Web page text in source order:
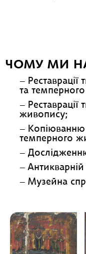
ЧОМУ МИ
Реставрації
та
живопису;
Копіюванню
темперного
Антикварній
Музейна